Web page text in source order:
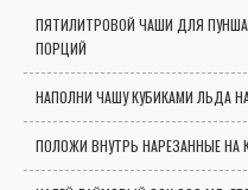
ПЯТИЛИТРОВОЙ ЧАШИ ДЛЯ
ПОРЦИЙ
НАПОЛНИ ЧАШУ КУБИКАМИ ЛЬДА
ПОЛОЖИ ВНУТРЬ НАРЕЗАННЫЕ НА